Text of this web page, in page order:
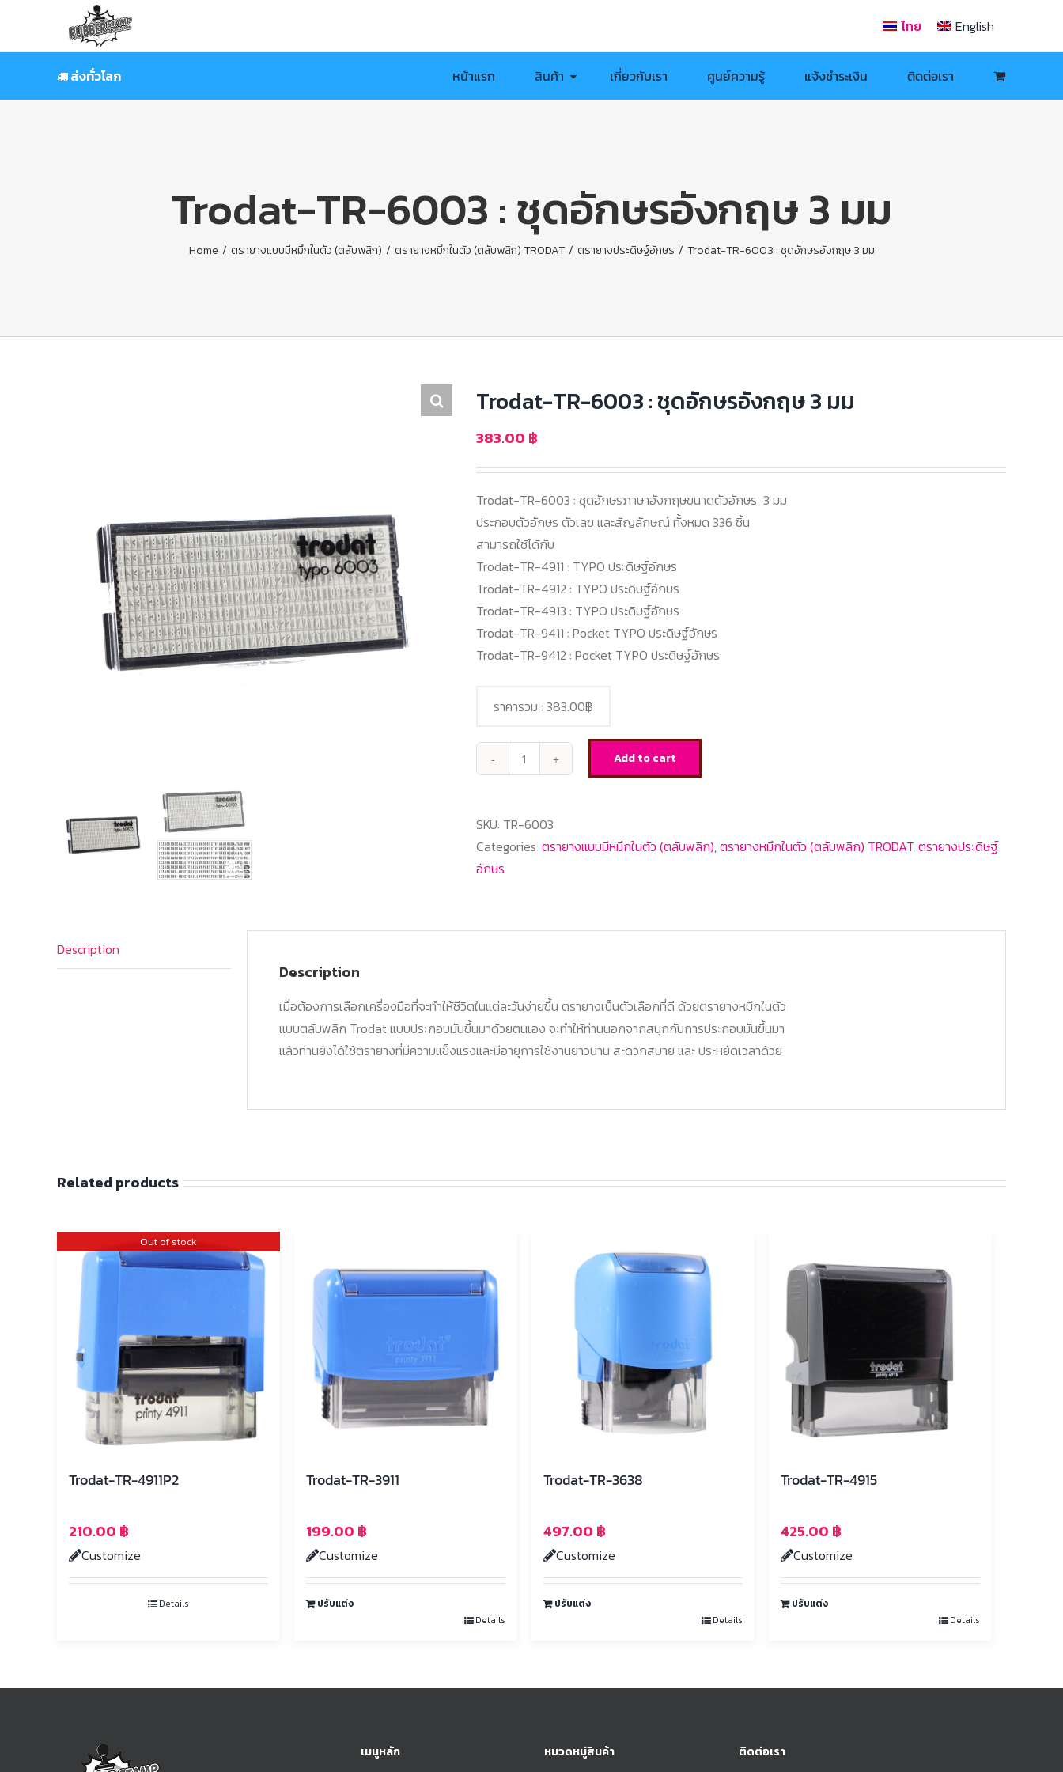
content
ไทย English
ส่งทั่วโลก หน้าแรก สินค้า เกี่ยวกับเรา ศูนย์ความรู้ แจ้งชำระเงิน ติดต่อเรา
Trodat-TR-6003 : ชุดอักษรอังกฤษ 3 มม
Home / ตรายางแบบมีหมึกในตัว (ตลับพลิก) / ตรายางหมึกในตัว (ตลับพลิก) TRODAT / ตรายางประดิษฐ์อักษร / Trodat-TR-6003 : ชุดอักษรอังกฤษ 3 มม
Trodat-TR-6003 : ชุดอักษรอังกฤษ 3 มม
383.00 ฿
Trodat-TR-6003 : ชุดอักษรภาษาอังกฤษขนาดตัวอักษร 3 มม
ประกอบตัวอักษร ตัวเลข และสัญลักษณ์ ทั้งหมด 336 ชิ้น
สามารถใช้ได้กับ
Trodat-TR-4911 : TYPO ประดิษฐ์อักษร
Trodat-TR-4912 : TYPO ประดิษฐ์อักษร
Trodat-TR-4913 : TYPO ประดิษฐ์อักษร
Trodat-TR-9411 : Pocket TYPO ประดิษฐ์อักษร
Trodat-TR-9412 : Pocket TYPO ประดิษฐ์อักษร
Trodat-
:
ชุด
Add to cart
ราคารวม : 383.00฿
SKU: TR-6003
Categories: ตรายางแบบมีหมึกในตัว (ตลับพลิก),ตรายางหมึกในตัว (ตลับพลิก) TRODAT,ตรายางประดิษฐ์
อักษร
Description
Description
เมื่อต้องการเลือกเครื่องมือที่จะทำให้ชีวิตในแต่ละวันง่ายขึ้น ตรายางเป็นตัวเลือกที่ดี ด้วยตรายางหมึกในตัว
แบบตลับพลิก Trodat แบบประกอบมันขึ้นมาด้วยตนเอง จะทำให้ท่านนอกจากสนุกกับการประกอบมันขึ้นมา
แล้วท่านยังได้ใช้ตรายางที่มีความแข็งแรงและมีอายุการใช้งานยาวนาน สะดวกสบาย และ ประหยัดเวลาด้วย
Related products
Out of stock
Trodat-TR-4911P2
210.00 ฿
Customize
Details
Trodat-TR-3911
199.00 ฿
Customize
ปรับแต่ง
Details
Trodat-TR-3638
497.00 ฿
Customize
ปรับแต่ง
Details
Trodat-TR-4915
425.00 ฿
Customize
ปรับแต่ง
Details
เมนูหลัก หมวดหมู่สินค้า ติดต่อเรา